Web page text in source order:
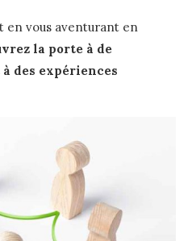
en vous aventurant en
la porte à de
à des expériences